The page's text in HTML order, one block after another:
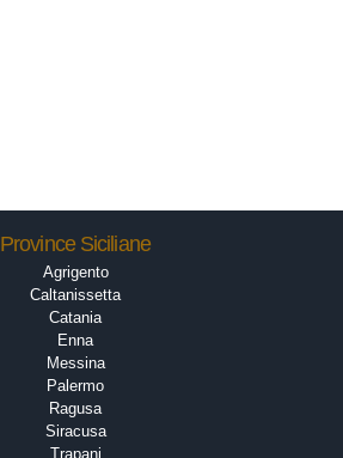
Province Siciliane
Agrigento
Caltanissetta
Catania
Enna
Messina
Palermo
Ragusa
Siracusa
Trapani